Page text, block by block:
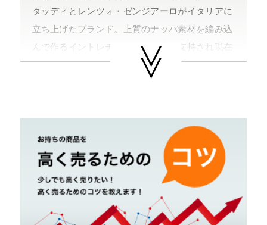
タッディとレンツォ・ゼンジアーロがイタリアに
立ち上げたブランド。上質のナッパ素材を編み込
んで作るイントレチャートは、広く支持され現在
では何色ものカラー展開をし、男女問わず幅広く
人気を呼んでいる。グッチ・グループ傘下。
やまご質店 ボッテガ・ヴェネタの買取可能エリ
ア
茨城県 県央地区（水戸市・ひたちなか市・茨城
町・小美玉市・笠間市・東海村・大洗町・城里
町）
茨城県 県北地区（北茨城市・高萩市・常陸太田